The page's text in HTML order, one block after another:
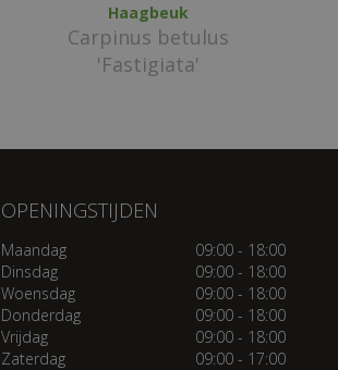
Haagbeuk
Carpinus betulus
'Fastigiata'
OPENINGSTIJDEN
Maandag
09:00 - 18:00
Dinsdag
09:00 - 18:00
Woensdag
09:00 - 18:00
Donderdag
09:00 - 18:00
Vrijdag
09:00 - 18:00
Zaterdag
09:00 - 17:00